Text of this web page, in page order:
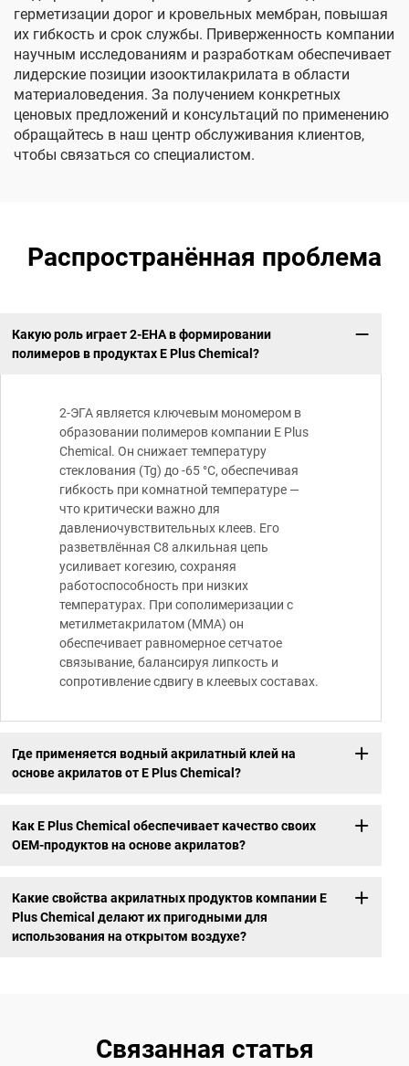
герметизации дорог и кровельных мембран, повышая
их гибкость и срок службы. Приверженность компании
научным исследованиям и разработкам обеспечивает
лидерские позиции изооктилакрилата в области
материаловедения. За получением конкретных
ценовых предложений и консультаций по применению
обращайтесь в наш центр обслуживания клиентов,
чтобы связаться со специалистом.
Распространённая проблема
Какую роль играет 2-EHA в формировании
полимеров в продуктах E Plus Chemical?
2-ЭГА является ключевым мономером в
образовании полимеров компании E Plus
Chemical. Он снижает температуру
стеклования (Tg) до -65 °C, обеспечивая
гибкость при комнатной температуре —
что критически важно для
давлениочувствительных клеев. Его
разветвлённая C8 алкильная цепь
усиливает когезию, сохраняя
работоспособность при низких
температурах. При сополимеризации с
метилметакрилатом (MMA) он
обеспечивает равномерное сетчатое
связывание, балансируя липкость и
сопротивление сдвигу в клеевых составах.
Где применяется водный акрилатный клей на
основе акрилатов от E Plus Chemical?
Как E Plus Chemical обеспечивает качество своих
OEM-продуктов на основе акрилатов?
Какие свойства акрилатных продуктов компании E
Plus Chemical делают их пригодными для
использования на открытом воздухе?
Связанная статья